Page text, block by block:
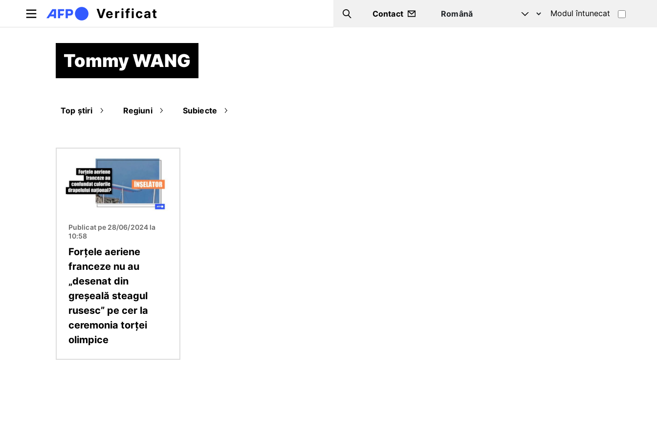
Sari la conținutul principal
Verificat Search
Contact Modul întunecat
Tommy WANG
Top știri Regiuni Subiecte
Publicat pe 28/06/2024 la
10:58
Forțele aeriene
franceze nu au
„desenat din
greșeală steagul
rusesc” pe cer la
ceremonia torței
olimpice